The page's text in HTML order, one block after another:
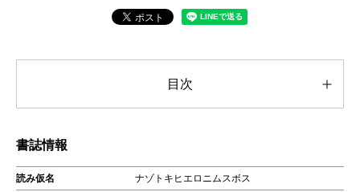
目次
書誌情報
読み仮名 ナゾトキヒエロニムスボス